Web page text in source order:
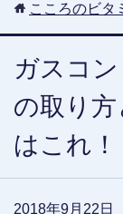
こころのビタ
ガスコ
の取り
はこれ！
2018年9月22日